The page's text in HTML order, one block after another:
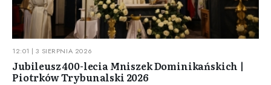
12:01 | 3 SIERPNIA 2026
Jubileusz 400-lecia Mniszek Dominikańskich |
Piotrków Trybunalski 2026